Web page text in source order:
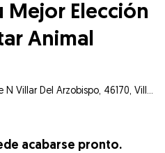
Mejor Elección
Animal
acabarse pronto.